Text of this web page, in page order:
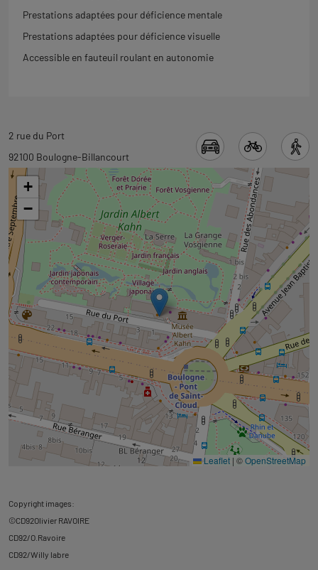
Prestations adaptées pour déficience mentale
Prestations adaptées pour déficience visuelle
Accessible en fauteuil roulant en autonomie
Revenir
à
l'onglet
carte
2 rue du Port
92100 Boulogne-Billancourt
+
−
Leaflet | ©OpenStreetMap
Copyright images:
©CD92Olivier RAVOIRE
CD92/O.Ravoire
CD92/Willy labre